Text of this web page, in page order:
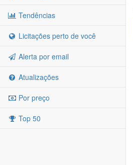
Tendências
Licitações perto de você
Alerta por email
Atualizações
Por preço
Top 50